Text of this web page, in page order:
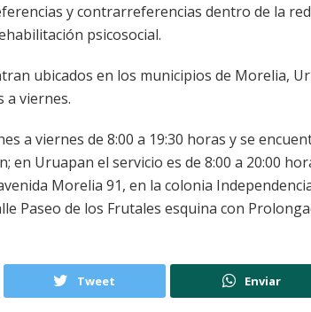
y contrarreferencias dentro de la
psicosocial.
ubicados en los municipios de Morelia,
a viernes.
a viernes de 8:00 a 19:30 horas y se
en Uruapan el servicio es de 8:00 a 20:00
Morelia 91, en la colonia
Paseo de los Frutales esquina con
Tweet Enviar